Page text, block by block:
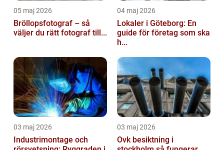
05 maj 2026
Bröllopsfotograf – så
väljer du rätt fotograf till...
04 maj 2026
Lokaler i Göteborg: En
guide för företag som ska
h...
03 maj 2026
Industrimontage och
03 maj 2026
Ovk besiktning i